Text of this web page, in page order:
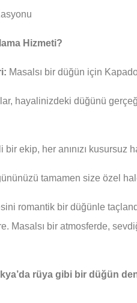
Hizmeti?
Masalsı bir düğün için
hayalinizdeki düğünü
bir ekip, her anınızı kusursuz
tamamen size özel
romantik bir düğünle
Masalsı bir atmosferde,
rüya gibi bir düğün